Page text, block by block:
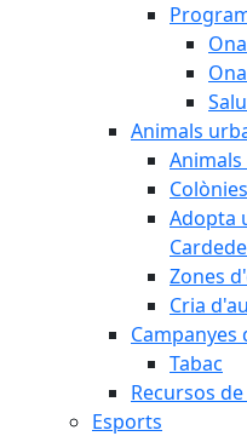
Animals
Adopta
Zones
Cria
Campanyes
Tabac
Recursos
Esports